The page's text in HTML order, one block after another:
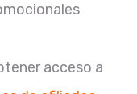
acceso a